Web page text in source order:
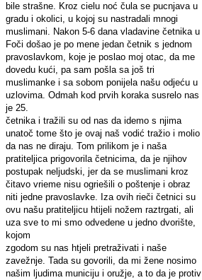
bile strašne. Kroz cielu noć čula se pucnjava u
gradu i okolici, u kojoj su nastradali mnogi
muslimani. Nakon 5-6 dana vladavine četnika u
Foči došao je po mene jedan četnik s jednom
pravoslavkom, koje je poslao moj otac, da me
dovedu kući, pa sam pošla sa još tri
muslimanke i sa sobom ponijela našu odjeću u
uzlovima. Odmah kod prvih koraka susrelo nas
je 25.
četnika i tražili su od nas da idemo s njima
unatoč tome što je ovaj naš vodić tražio i molio
da nas ne diraju. Tom prilikom je i naša
pratiteljica prigovorila četnicima, da je njihov
postupak neljudski, jer da se muslimani kroz
čitavo vrieme nisu ogriešili o poštenje i obraz
niti jedne pravoslavke. Iza ovih rieči četnici su
ovu našu pratiteljicu htijeli nožem raztrgati, ali
uza sve to mi smo odvedene u jedno dvorište,
kojom
zgodom su nas htjeli pretraživati i naše
zavežnje. Tada su govorili, da mi žene nosimo
našim ljudima municiju i oružje, a to da je protiv